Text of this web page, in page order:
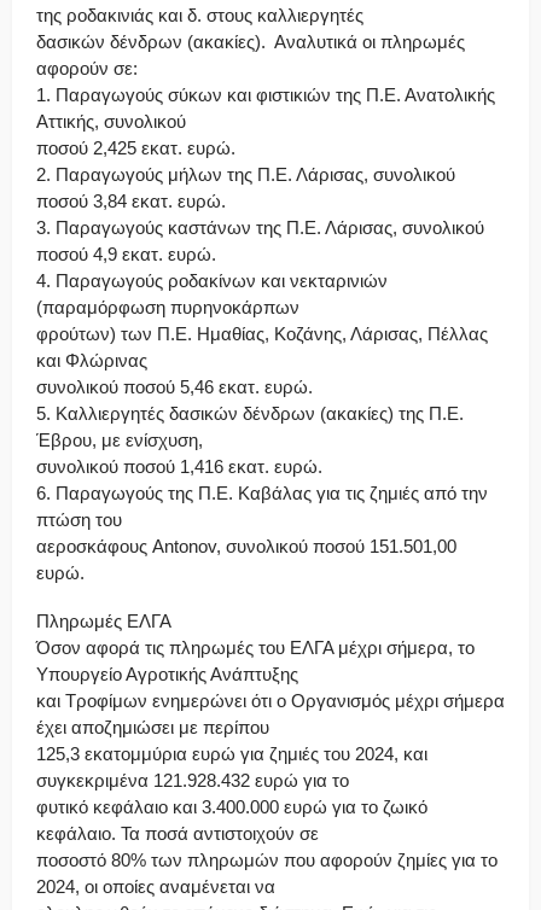
της ροδακινιάς και δ. στους καλλιεργητές
δασικών δένδρων (ακακίες). Αναλυτικά οι πληρωμές
αφορούν σε:
1. Παραγωγούς σύκων και φιστικιών της Π.Ε. Ανατολικής
Αττικής, συνολικού
ποσού 2,425 εκατ. ευρώ.
2. Παραγωγούς μήλων της Π.Ε. Λάρισας, συνολικού
ποσού 3,84 εκατ. ευρώ.
3. Παραγωγούς καστάνων της Π.Ε. Λάρισας, συνολικού
ποσού 4,9 εκατ. ευρώ.
4. Παραγωγούς ροδακίνων και νεκταρινιών
(παραμόρφωση πυρηνοκάρπων
φρούτων) των Π.Ε. Ημαθίας, Κοζάνης, Λάρισας, Πέλλας
και Φλώρινας
συνολικού ποσού 5,46 εκατ. ευρώ.
5. Καλλιεργητές δασικών δένδρων (ακακίες) της Π.Ε.
Έβρου, με ενίσχυση,
συνολικού ποσού 1,416 εκατ. ευρώ.
6. Παραγωγούς της Π.Ε. Καβάλας για τις ζημιές από την
πτώση του
αεροσκάφους Antonov, συνολικού ποσού 151.501,00
ευρώ.
Πληρωμές ΕΛΓΑ
Όσον αφορά τις πληρωμές του ΕΛΓΑ μέχρι σήμερα, το
Υπουργείο Αγροτικής Ανάπτυξης
και Τροφίμων ενημερώνει ότι ο Οργανισμός μέχρι σήμερα
έχει αποζημιώσει με περίπου
125,3 εκατομμύρια ευρώ για ζημιές του 2024, και
συγκεκριμένα 121.928.432 ευρώ για το
φυτικό κεφάλαιο και 3.400.000 ευρώ για το ζωικό
κεφάλαιο. Τα ποσά αντιστοιχούν σε
ποσοστό 80% των πληρωμών που αφορούν ζημίες για το
2024, οι οποίες αναμένεται να